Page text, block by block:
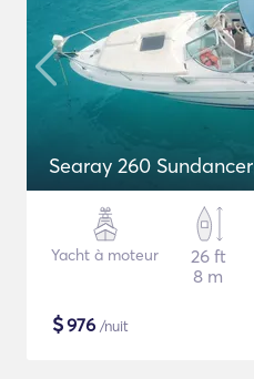
Searay 260 Sundancer
Yacht à moteur
26 ft
8 m
$976 /nuit